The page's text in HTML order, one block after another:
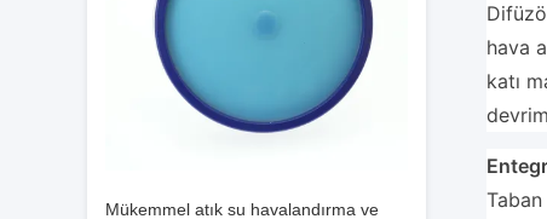
Mükemmel atık su havalandırma ve
hava
katı